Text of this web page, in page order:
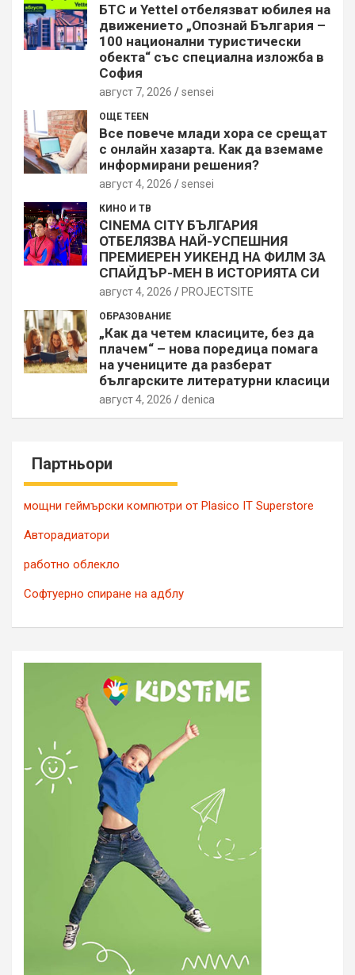
БТС и Yettel отбелязват юбилея на
движението „Опознай България –
100 национални туристически
обекта“ със специална изложба в
София
август 7, 2026 sensei
ОЩЕ TEEN
Все повече млади хора се срещат
с онлайн хазарта. Как да вземаме
информирани решения?
август 4, 2026 sensei
КИНО И ТВ
CINEMA CITY БЪЛГАРИЯ
ОТБЕЛЯЗВА НАЙ-УСПЕШНИЯ
ПРЕМИЕРЕН УИКЕНД НА ФИЛМ ЗА
СПАЙДЪР-МЕН В ИСТОРИЯТА СИ
август 4, 2026 PROJECTSITЕ
ОБРАЗОВАНИЕ
„Как да четем класиците, без да
плачем“ – нова поредица помага
на учениците да разберат
българските литературни класици
август 4, 2026 denica
Партньори
мощни геймърски компютри от Plasico IT Superstore
Авторадиатори
работно облекло
Софтуерно спиране на адблу